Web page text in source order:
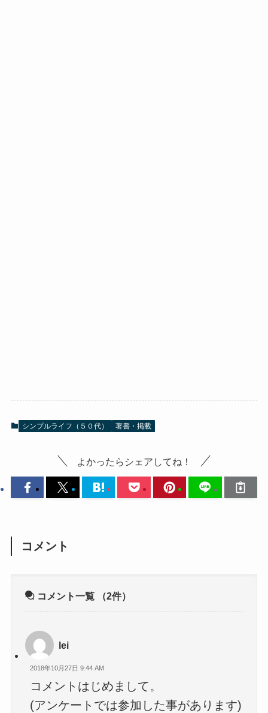
シンプルライフ（５０代） 著書・掲載
よかったらシェアしてね！
コメント
コメント一覧 （2件）
lei
2018年10月27日 9:44 AM
コメントはじめまして。
(アンケートでは参加した事があります)